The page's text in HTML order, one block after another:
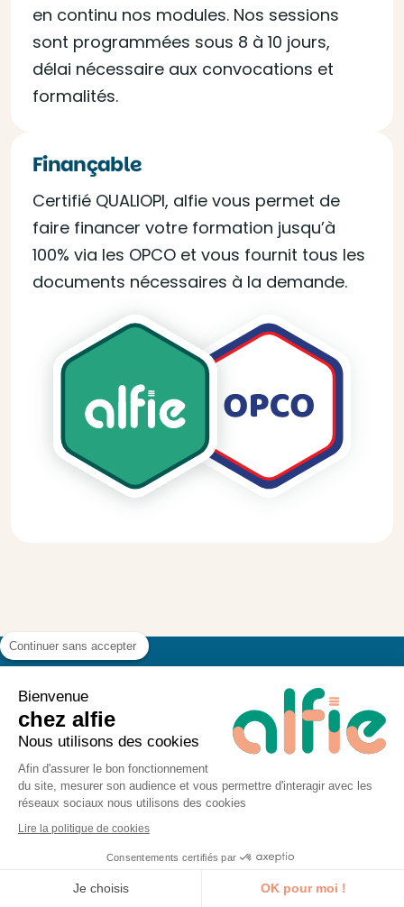
en continu nos modules. Nos sessions
sont programmées sous 8 à 10 jours,
délai nécessaire aux convocations et
formalités.
Finançable
Certifié QUALIOPI, alfie vous permet de
faire financer votre formation jusqu’à
100% via les OPCO et vous fournit tous les
documents nécessaires à la demande.
Obtenir un devis
⚠️ Nos formationsne sont pas éligibles
au CPF.
Continuer sans accepter
Bienvenue
chez alfie
Nous utilisons des cookies
Afin d'assurer le bon fonctionnement
du site, mesurer son audience et vous permettre d'interagir avec les
réseaux sociaux nous utilisons des cookies
Lire la politique de cookies
Consentements certifiés par
Je choisis OK pour moi !